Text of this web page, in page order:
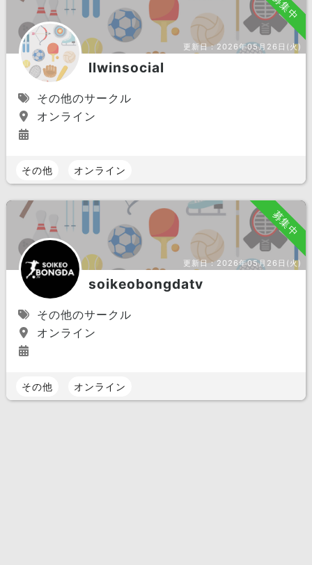
募集中
更新日：2026年05月26日(火)
llwinsocial
その他のサークル
オンライン
その他 オンライン
募集中
更新日：2026年05月26日(火)
soikeobongdatv
その他のサークル
オンライン
その他 オンライン